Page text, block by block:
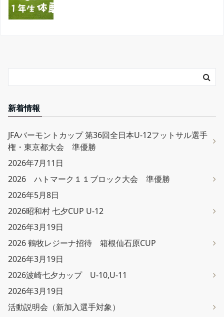
新着情報
JFAバーモントカップ 第36回全日本U-12フットサル選手
権・東京都大会 準優勝
2026年7月11日
2026 ハトマーク１１ブロック大会 準優勝
2026年5月8日
2026昭和村 七夕CUP U-12
2026年3月19日
2026 鶴牧レジーナ招待 箱根仙石原CUP
2026年3月19日
2026波崎七夕カップ U-10,U-11
2026年3月19日
活動説明会（新加入選手対象）